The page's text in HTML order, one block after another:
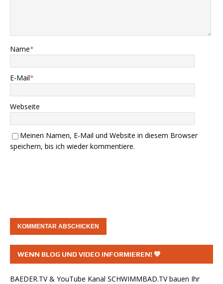
Name*
E-Mail*
Webseite
Meinen Namen, E-Mail und Website in diesem Browser
speichern, bis ich wieder kommentiere.
WENN BLOG UND VIDEO INFORMIEREN! 💙
BAEDER.TV & YouTube Kanal SCHWIMMBAD.TVbauen Ihr